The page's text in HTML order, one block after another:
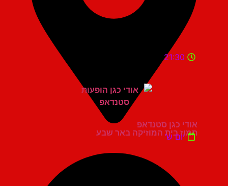
תמוז בית המוזיקה באר שבע
21:30
אודי כגן סטנדאפ
יום ש'